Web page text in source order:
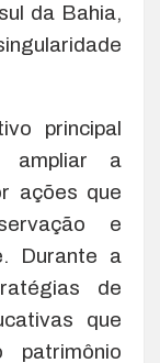
da Bahia,
principal
ampliar a
ações que
e
Durante a
de
que
patrimônio